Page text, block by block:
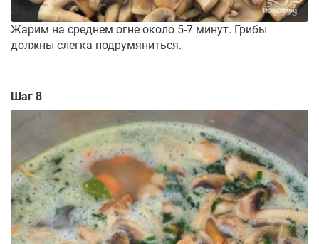
Жарим на среднем огне около 5-7 минут. Грибы
должны слегка подрумяниться.
Шаг 8